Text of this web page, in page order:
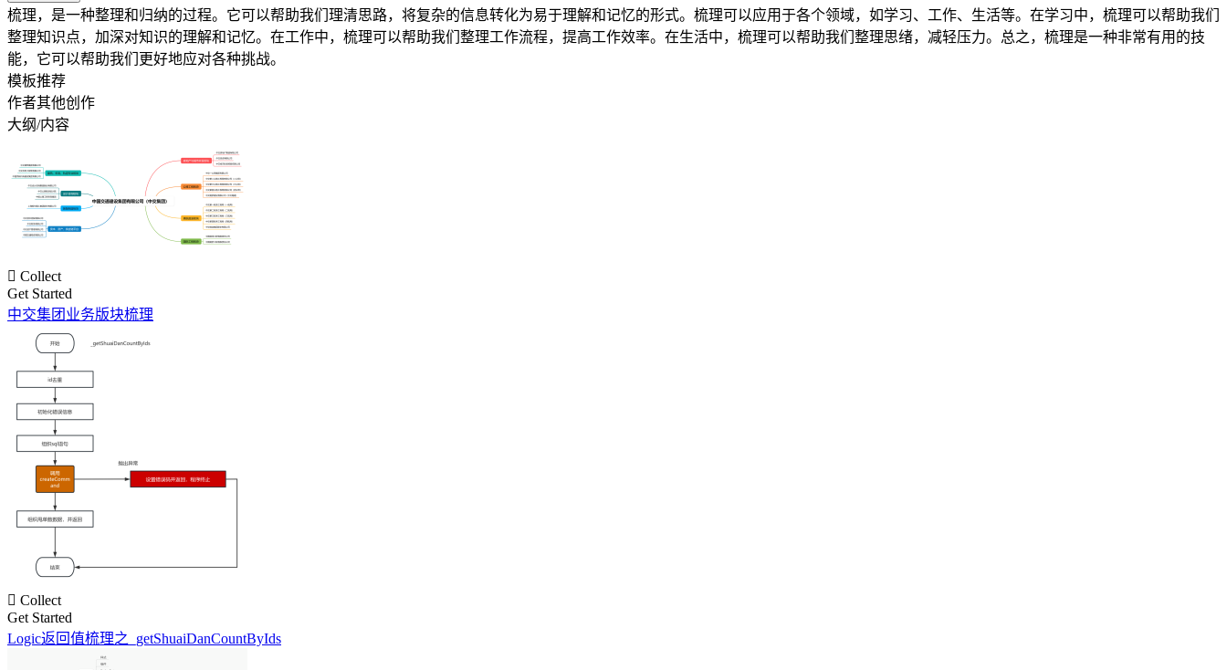
梳理，是一种整理和归纳的过程。它可以帮助我们理清思路，将复杂的信息转化为易于理解和记忆的形式。梳理可以应用于各个领域，如学习、工作、生活等。在学习中，梳理可以帮助我们
整理知识点，加深对知识的理解和记忆。在工作中，梳理可以帮助我们整理工作流程，提高工作效率。在生活中，梳理可以帮助我们整理思绪，减轻压力。总之，梳理是一种非常有用的技
能，它可以帮助我们更好地应对各种挑战。
模板推荐
作者其他创作
大纲/内容
 Collect
Get Started
中交集团业务版块梳理
 Collect
Get Started
Logic返回值梳理之_getShuaiDanCountByIds